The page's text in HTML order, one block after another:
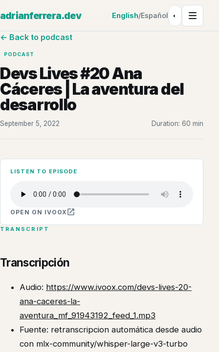
adrianferrera.dev English/Español ◐Theme: Light
← Back to podcast
PODCAST
Devs Lives #20 Ana
Cáceres | La aventura del
desarrollo
September 5, 2022 Duration: 60 min
LISTEN TO EPISODE
OPEN ON IVOOX
TRANSCRIPT
Transcripción
Audio: https://www.ivoox.com/devs-lives-20-
ana-caceres-la-
aventura_mf_91943192_feed_1.mp3
Fuente: retranscripcion automática desde audio
con mlx-community/whisper-large-v3-turbo